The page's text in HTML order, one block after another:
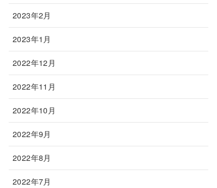
2023年2月
2023年1月
2022年12月
2022年11月
2022年10月
2022年9月
2022年8月
2022年7月